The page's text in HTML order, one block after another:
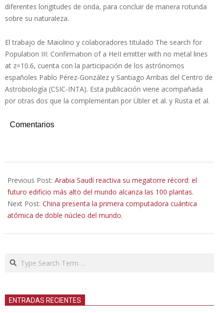
diferentes longitudes de onda, para concluir de manera rotunda
sobre su naturaleza.
El trabajo de Maiolino y colaboradores titulado The search for
Population III: Confirmation of a HeII emitter with no metal lines
at z=10.6, cuenta con la participación de los astrónomos
españoles Pablo Pérez-González y Santiago Arribas del Centro de
Astrobiología (CSIC-INTA). Esta publicación viene acompañada
por otras dos que la complementan por Übler et al. y Rusta et al.
Comentarios
05-
10
Previous Post: Arabia Saudí reactiva su megatorre récord: el
futuro edificio más alto del mundo alcanza las 100 plantas.
Next Post: China presenta la primera computadora cuántica
atómica de doble núcleo del mundo.
Search
ENTRADAS RECIENTES